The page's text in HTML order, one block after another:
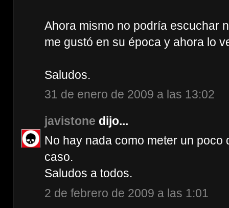
Ahora mismo no podría escuchar
me gustó en su época y ahora lo
Saludos.
31 de enero de 2009 a las 13:02
javistone dijo...
No hay nada como meter un
caso.
Saludos a todos.
2 de febrero de 2009 a las 1:01